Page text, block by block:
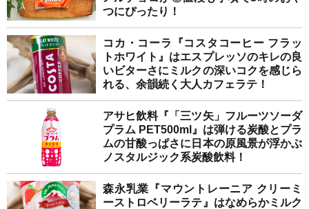
つにぴったり！
コカ・コーラ『コスタコーヒー フラッ
トホワイト』はエスプレッソのキレの良
いビターさにミルクの深いコクを感じら
れる、余韻続く大人カフェラテ！
アサヒ飲料『「三ツ矢」フルーツソーダ
プラム PET500ml』は弾ける炭酸とプラ
ムの甘酸っぱさに日本の原風景が浮かぶ
ノスタルジック系炭酸飲料！
森永乳業『マウントレーニア クリーミ
ーストロベリーラテ』はなめらかミルク